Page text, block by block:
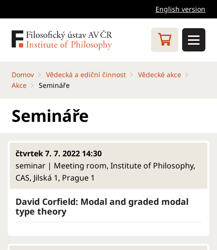
English version
Domov Vědecká a ediční činnost
Vědecké akce
Akce
Semináře
Semináře
čtvrtek 7. 7. 2022 14:30
seminar | Meeting room, Institute of Philosophy,
CAS, Jilská 1, Prague 1
David Corfield: Modal and graded modal
type theory